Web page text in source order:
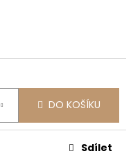
DO KOŠÍKU
Sdílet